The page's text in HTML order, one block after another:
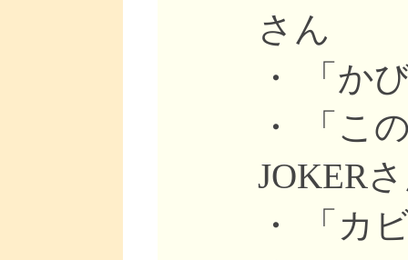
さん
・ 「か
・ 「こ
JOKER
・ 「カ